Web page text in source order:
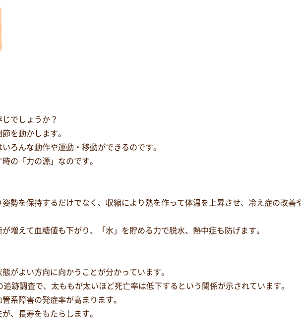
でしょうか？
を動かします。
ろんな動作や運動・移動ができるのです。
の「力の源」なのです。
勢を保持するだけでなく、収縮により熱を作って体温を上昇させ、冷え症の改善
増えて血糖値も下がり、「水」を貯める力で脱水、熱中症も防げます。
がよい方向に向かうことが分かっています。
跡調査で、太ももが太いほど死亡率は低下するという関係が示されています。
系障害の発症率が高まります。
、長寿をもたらします。